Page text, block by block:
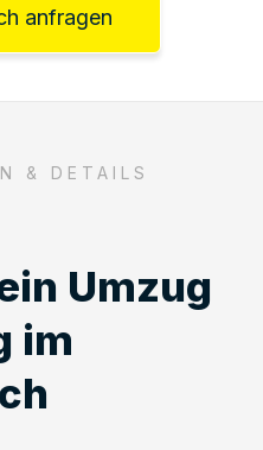
anfragen
& DETAILS
Umzug
im